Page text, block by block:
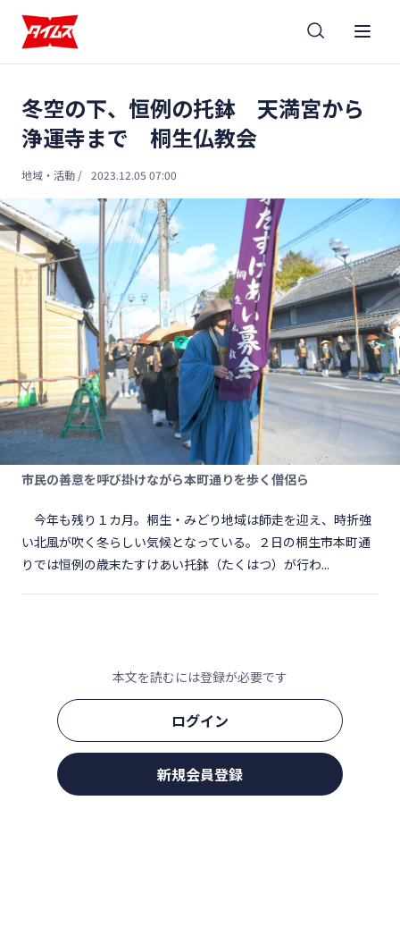
冬空の下、恒例の托鉢 天満宮から
浄運寺まで 桐生仏教会
地域・活動 / 2023.12.05 07:00
市民の善意を呼び掛けながら本町通りを歩く僧侶ら
今年も残り１カ月。桐生・みどり地域は師走を迎え、時折強
い北風が吹く冬らしい気候となっている。２日の桐生市本町通
りでは恒例の歳末たすけあい托鉢（たくはつ）が行わ...
本文を読むには登録が必要です
ログイン
新規会員登録